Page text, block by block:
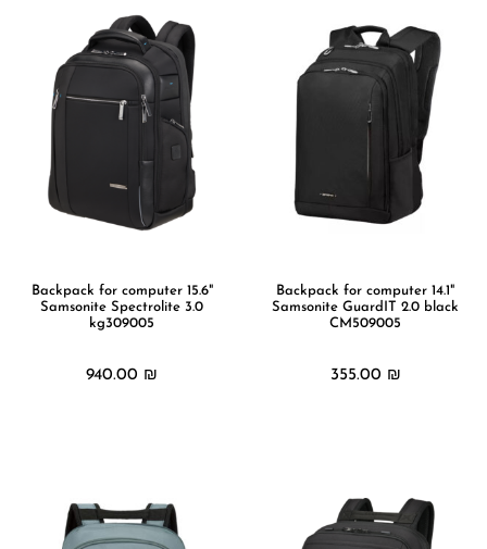
Backpack for computer 14.1"
Samsonite GuardIT 2.0 black
CM509005
355.00 ₪
Backpack for computer 15.6"
Samsonite Spectrolite 3.0
kg309005
940.00 ₪